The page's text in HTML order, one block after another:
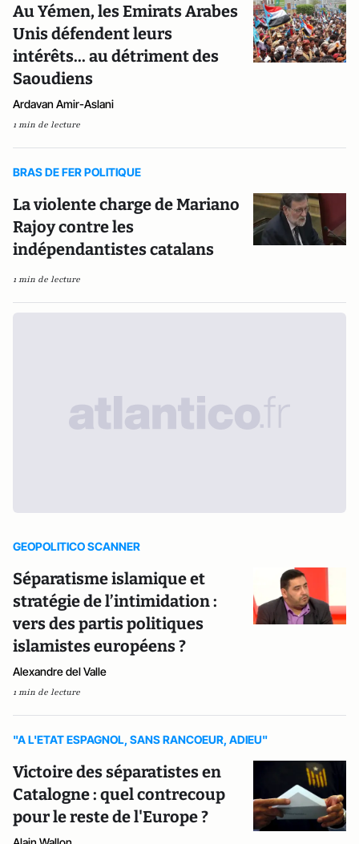
Au Yémen, les Emirats Arabes
Unis défendent leurs
intérêts... au détriment des
Saoudiens
Ardavan Amir-Aslani
1 min de lecture
BRAS DE FER POLITIQUE
La violente charge de Mariano
Rajoy contre les
indépendantistes catalans
1 min de lecture
GEOPOLITICO SCANNER
Séparatisme islamique et
stratégie de l’intimidation :
vers des partis politiques
islamistes européens ?
Alexandre del Valle
1 min de lecture
"A L'ETAT ESPAGNOL, SANS RANCOEUR, ADIEU"
Victoire des séparatistes en
Catalogne : quel contrecoup
pour le reste de l'Europe ?